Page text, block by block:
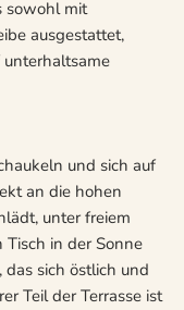
sowohl mit
ausgestattet,
unterhaltsame
und sich auf
an die hohen
unter freiem
Tisch in der Sonne
sich östlich und
Teil der Terrasse ist